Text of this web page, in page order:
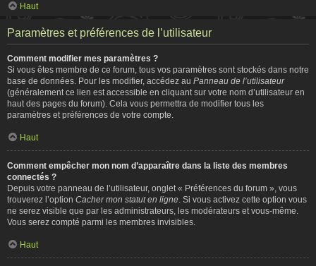
Haut
Paramètres et préférences de l’utilisateur
Comment modifier mes paramètres ?
Si vous êtes membre de ce forum, tous vos paramètres sont stockés dans notre
base de données. Pour les modifier, accédez au Panneau de l’utilisateur
(généralement ce lien est accessible en cliquant sur votre nom d’utilisateur en
haut des pages du forum). Cela vous permettra de modifier tous les
paramètres et préférences de votre compte.
Haut
Comment empêcher mon nom d’apparaître dans la liste des membres
connectés ?
Depuis votre panneau de l’utilisateur, onglet « Préférences du forum », vous
trouverez l’option Cacher mon statut en ligne . Si vous activez cette option vous
ne serez visible que par les administrateurs, les modérateurs et vous-même.
Vous serez compté parmi les membres invisibles.
Haut